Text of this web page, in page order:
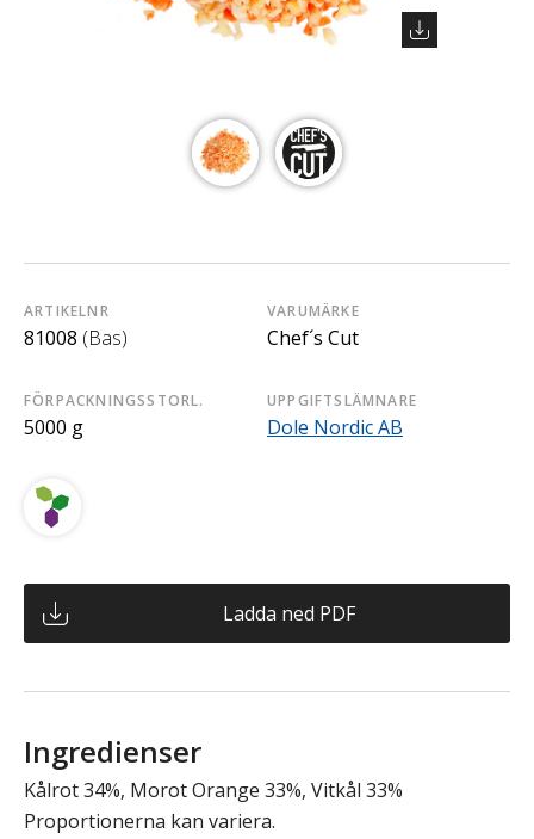
ARTIKELNR
81008 (Bas)
VARUMÄRKE
Chef´s Cut
FÖRPACKNINGSSTORL.
5000 g
UPPGIFTSLÄMNARE
Dole Nordic AB
Ladda ned PDF
Ingredienser
Kålrot 34%, Morot Orange 33%, Vitkål 33%
Proportionerna kan variera.